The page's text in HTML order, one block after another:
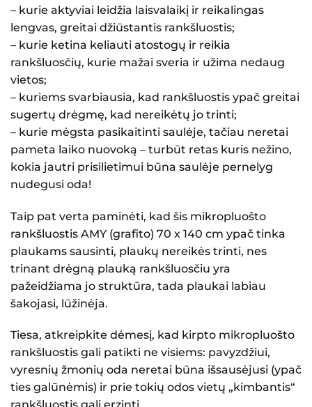
– kurie aktyviai leidžia laisvalaikį ir reikalingas
lengvas, greitai džiūstantis rankšluostis;
– kurie ketina keliauti atostogų ir reikia
rankšluosčių, kurie mažai sveria ir užima nedaug
vietos;
– kuriems svarbiausia, kad rankšluostis ypač greitai
sugertų drėgmę, kad nereikėtų jo trinti;
– kurie mėgsta pasikaitinti saulėje, tačiau neretai
pameta laiko nuovoką – turbūt retas kuris nežino,
kokia jautri prisilietimui būna saulėje pernelyg
nudegusi oda!
Taip pat verta paminėti, kad šis mikropluošto
rankšluostis AMY (grafito) 70 x 140 cm ypač tinka
plaukams sausinti, plaukų nereikės trinti, nes
trinant drėgną plauką rankšluosčiu yra
pažeidžiama jo struktūra, tada plaukai labiau
šakojasi, lūžinėja.
Tiesa, atkreipkite dėmesį, kad kirpto mikropluošto
rankšluostis gali patikti ne visiems: pavyzdžiui,
vyresnių žmonių oda neretai būna išsausėjusi (ypač
ties galūnėmis) ir prie tokių odos vietų „kimbantis“